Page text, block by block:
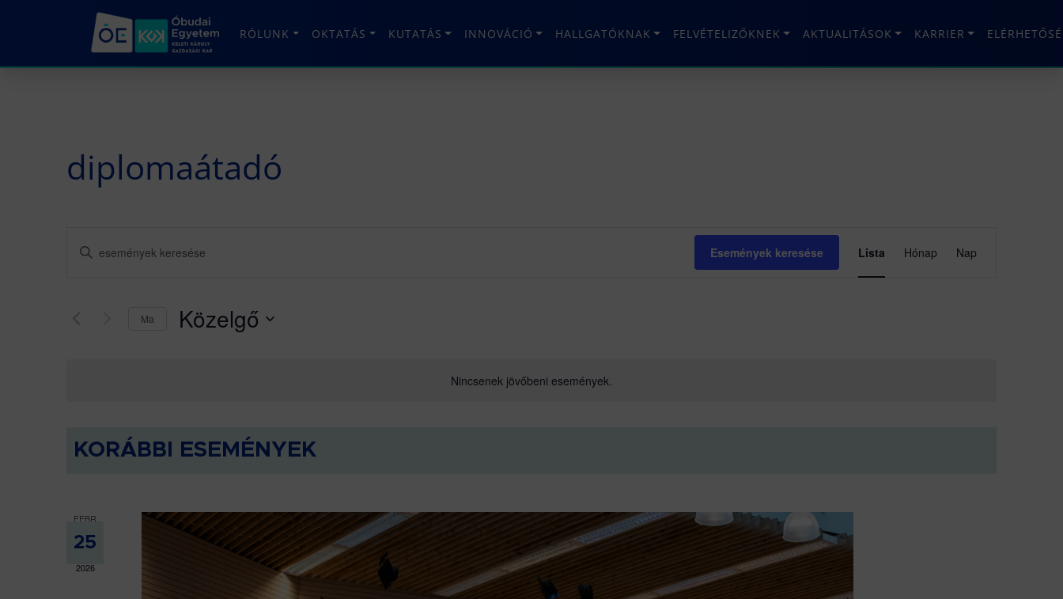
RÓLUNK OKTATÁS KUTATÁS INNOVÁCIÓ HALLGATÓKNAK FELVÉTELIZŐKNEK AKTUALITÁSOK KARRIER
Nincsenek jövőbeni események.
diplomaátadó
Események
Írja
keresőszóval.
Események keresése
nézet
Lista Hónap Nap
Ma Közelgő
KORÁBBI ESEMÉNYEK
FEBR
25
2026